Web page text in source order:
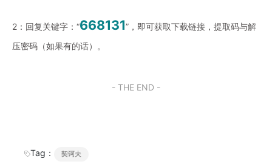
2：回复关键字：“668131”，即可获取下载链接，提取码与解
压密码（如果有的话）。
- THE END -
Tag： 契诃夫